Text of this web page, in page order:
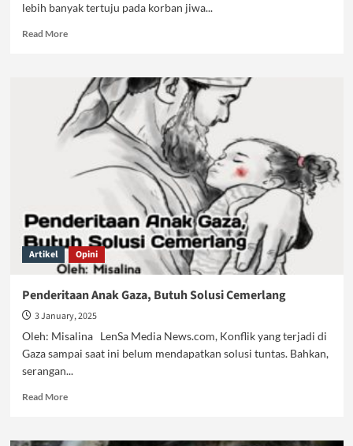
lebih banyak tertuju pada korban jiwa...
Read MoreRead
Sunyi
Malaikat-
malaikat
Kecil
Artikel Opini
Penderitaan Anak Gaza, Butuh Solusi Cemerlang
3 January, 2025
Oleh: Misalina LenSa Media News.com, Konflik yang terjadi di
Gaza sampai saat ini belum mendapatkan solusi tuntas. Bahkan,
serangan...
Read MoreRead
Penderitaan